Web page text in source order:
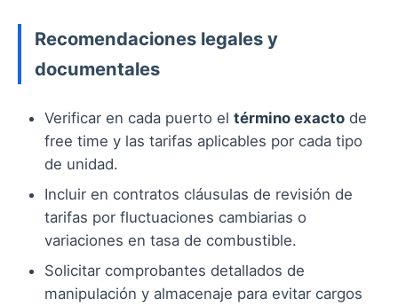
Recomendaciones legales y
documentales
Verificar en cada puerto el término exacto de
free time y las tarifas aplicables por cada tipo
de unidad.
Incluir en contratos cláusulas de revisión de
tarifas por fluctuaciones cambiarias o
variaciones en tasa de combustible.
Solicitar comprobantes detallados de
manipulación y almacenaje para evitar cargos